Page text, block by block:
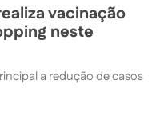
vacinação
neste
a redução de casos